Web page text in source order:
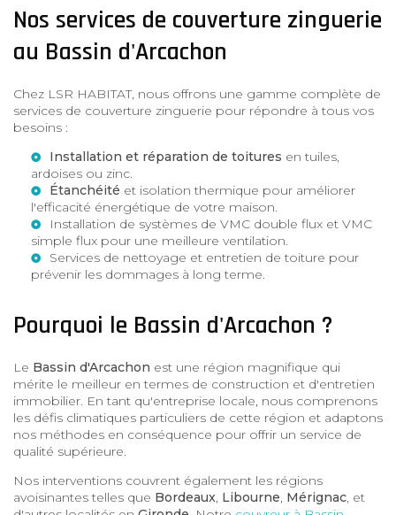
Nos services de couverture zinguerie
au Bassin d'Arcachon
Chez LSR HABITAT, nous offrons une gamme complète de
services de couverture zinguerie pour répondre à tous vos
besoins :
Installation et réparation de toitures en tuiles,
ardoises ou zinc.
Étanchéité et isolation thermique pour améliorer
l'efficacité énergétique de votre maison.
Installation de systèmes de VMC double flux et VMC
simple flux pour une meilleure ventilation.
Services de nettoyage et entretien de toiture pour
prévenir les dommages à long terme.
Pourquoi le Bassin d'Arcachon ?
Le Bassin d'Arcachon est une région magnifique qui
mérite le meilleur en termes de construction et d'entretien
immobilier. En tant qu'entreprise locale, nous comprenons
les défis climatiques particuliers de cette région et adaptons
nos méthodes en conséquence pour offrir un service de
qualité supérieure.
Nos interventions couvrent également les régions
avoisinantes telles que Bordeaux, Libourne, Mérignac, et